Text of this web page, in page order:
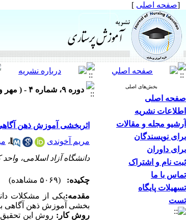
[صفحه اصلی ]
بخش‌های اصلی
صفحه اصلی
اطلاعات نشریه
آرشیو مجله و مقالات
برای نویسندگان
برای داوران
ثبت نام و اشتراک
تماس با ما
تسهیلات پایگاه
تست
دوره ۹، شماره ۴ - ( مهر و آبان ۱۳۹۹ )
اثربخشی آموزش ذهن
مریم آخوندی
،
دانشگاه آزاد اسلامی،
چکیده:
(۵۰۶۹ مشاهده)
مقدمه:یکی از مشکلات
بخشی آموزش ذهن آگاهی
روش کار: روش این